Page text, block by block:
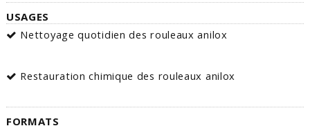
USAGES
Nettoyage quotidien des rouleaux anilox
Restauration chimique des rouleaux anilox
FORMATS